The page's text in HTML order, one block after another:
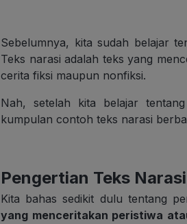
Sebelumnya, kita sudah belajar
Teks narasi adalah teks yang
cerita fiksi maupun nonfiksi.
Nah, setelah kita belajar
kumpulan contoh teks narasi
Pengertian Teks Narasi
Kita bahas sedikit dulu tentang
yang menceritakan peristiwa